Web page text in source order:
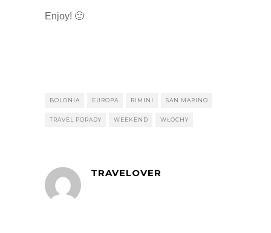
Enjoy! 🙂
BOLONIA EUROPA RIMINI SAN MARINO
TRAVEL PORADY WEEKEND WŁOCHY
TRAVELOVER